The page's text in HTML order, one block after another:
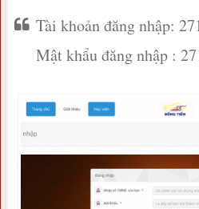
Tài khoản đăng nhập:
Mật khẩu đăng nhập :